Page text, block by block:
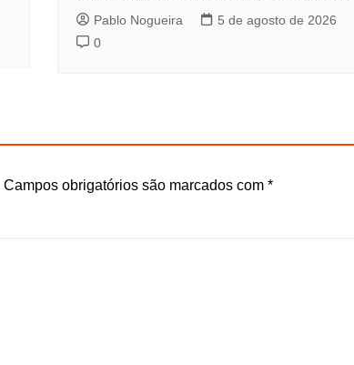
Pablo Nogueira
5 de agosto de 2026
0
Campos obrigatórios são marcados com *